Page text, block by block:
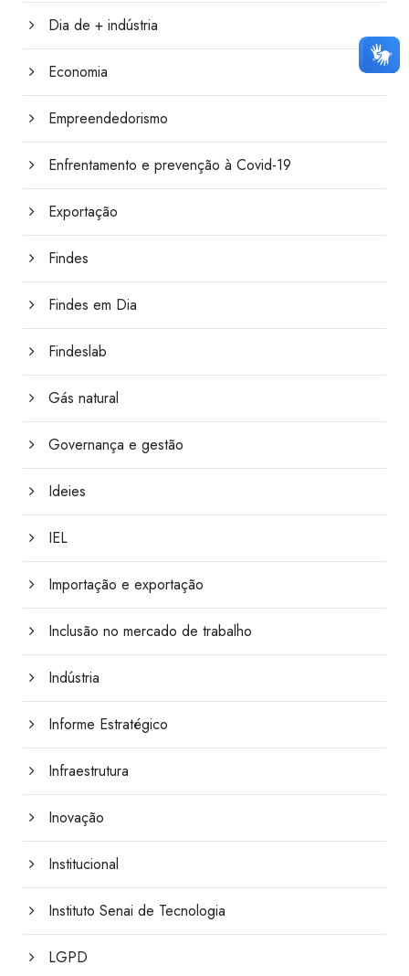
Dia de + indústria
Economia
Empreendedorismo
Enfrentamento e prevenção à Covid-19
Exportação
Findes
Findes em Dia
Findeslab
Gás natural
Governança e gestão
Ideies
IEL
Importação e exportação
Inclusão no mercado de trabalho
Indústria
Informe Estratégico
Infraestrutura
Inovação
Institucional
Instituto Senai de Tecnologia
LGPD